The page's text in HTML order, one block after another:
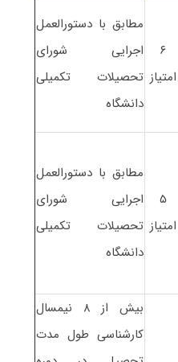
۶
امتیاز
مطابق با دستورالعمل
اجرایی شورای
تحصیلات تکمیلی
دانشگاه
۵
امتیاز
مطابق با دستورالعمل
اجرایی شورای
تحصیلات تکمیلی
دانشگاه
بیش از ۸ نیمسال
کارشناسی طول مدت